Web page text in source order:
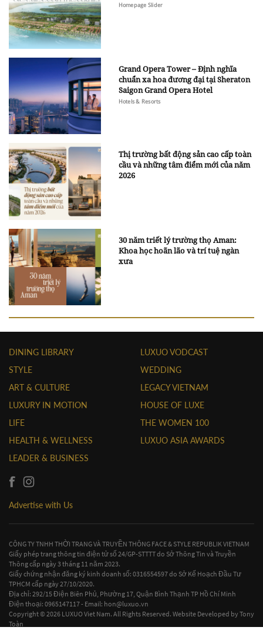
Homepage Slider
Grand Opera Tower – Định nghĩa
chuẩn xa hoa đương đại tại Sheraton
Saigon Grand Opera Hotel
Hotels & Resorts
Thị trường bất động sản cao cấp toàn
cầu và những tâm điểm mới của năm
2026
30 năm triết lý trường thọ Aman:
Khoa học hoãn lão và trí tuệ ngàn
xưa
DINING LIBRARY
STYLE
ART & CULTURE
LUXURY IN MOTION
LIFE
HEALTH & WELLNESS
LEADER & BUSINESS
LUXUO VODCAST
WEDDING
LEGACY VIETNAM
HOUSE OF LUXE
THE WOMEN 100
LUXUO ASIA AWARDS
Advertise with Us
CÔNG TY TNHH THỜI TRANG VÀ TRUYỀN THÔNG FACE & STYLE REPUBLIK VIETNAM
Giấy phép trang thông tin điện tử số 24/GP-STTTT do Sở Thông Tin và Truyền
Thông cấp ngày 3 tháng 11 năm 2023.
Giấy chứng nhận đăng ký kinh doanh số: 0316554597 do Sở Kế Hoạch Đầu Tư
TPHCM cấp ngày 27/10/2020.
Địa chỉ: 292/15 Điện Biên Phủ, Phường 17, Quận Bình Thạnh TP Hồ Chí Minh
Điện thoại: 0965147117 - Email: hon@luxuo.vn
Copyright © 2026 LUXUO Viet Nam. All Rights Reserved. Website Developed byTony
Toàn